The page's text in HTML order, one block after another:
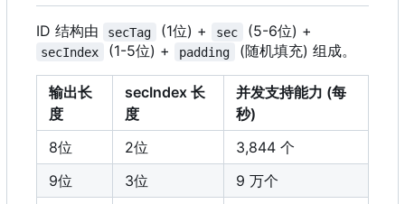
ID 结构由 secTag (1位) + sec (5-6位) +
secIndex (1-5位) + padding (随机填充) 组成。
输出长
度
secIndex 长
度
并发支持能力 (每
秒)
8位
2位
3,844 个
9位
3位
9 万个